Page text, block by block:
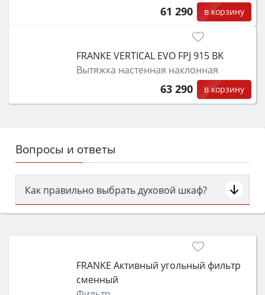
61 290 в корзину
FRANKE VERTICAL EVO FPJ 915 BK
Вытяжка настенная наклонная
63 290 в корзину
Вопросы и ответы
Как правильно выбрать духовой шкаф?
Сначала определитесь с типом (газовый или
затем смотрите на объём 50–70 л для семьи,
функции (конвекция, гриль, самоочистка,
защита от детей).
FRANKE Активный угольный фильтр
сменный